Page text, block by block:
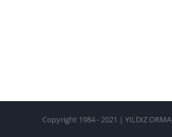
Copyright 1984 - 2021 | YILDIZ